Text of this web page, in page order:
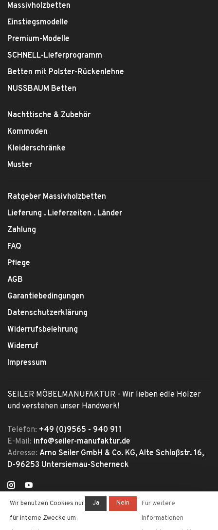
Massivholzbetten
Einstiegsmodelle
Premium-Modelle
SCHNELL-Lieferprogramm
Betten mit Polster-Rückenlehne
NUSSBAUM Betten
Nachttische & Zubehör
Kommoden
Kleiderschränke
Muster
Ratgeber Massivholzbetten
Lieferung . Lieferzeiten . Länder
Zahlung
FAQ
Pflege
AGB
Garantiebedingungen
Datenschutzerklärung
Widerrufsbelehrung
Widerruf
Impressum
SEILER MÖBELMANUFAKTUR - Wir lieben edle Hölzer
und verstehen unser Handwerk!
Telefon: +49 (0)9565 - 940 911
E-Mail: info@seiler-manufaktur.de
Adresse: Arno Seiler GmbH & Co. KG, Alte Schloßstr. 16,
D-96253 Untersiemau-Scherneck
Wir benutzen Cookies nur
für interne Zwecke um
Ja Nein
Für weitere
Informationen